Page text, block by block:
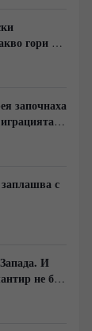
гори в
започнаха
с
И
не би